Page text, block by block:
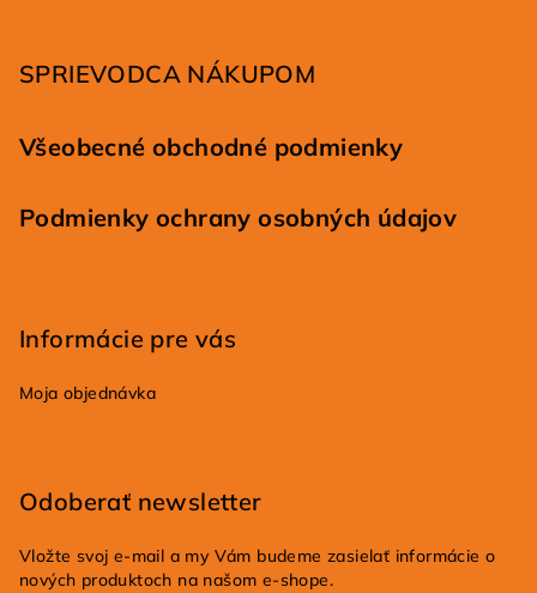
SPRIEVODCA NÁKUPOM
Všeobecné obchodné podmienky
Podmienky ochrany osobných údajov
Informácie pre vás
Moja objednávka
Odoberať newsletter
Vložte svoj e-mail a my Vám budeme zasielať informácie o
nových produktoch na našom e-shope.